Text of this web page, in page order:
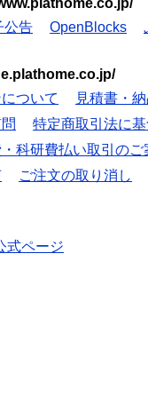
公告 OpenBlocks
ついて
見積書・
特定商取引法に
科研費払い取引のご
ご注文の取り消し
式ページ